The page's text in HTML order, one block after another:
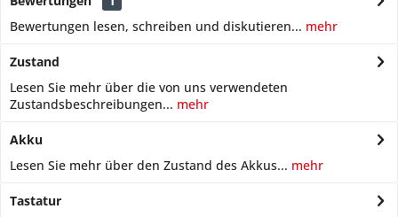
Bewertungen lesen, schreiben und diskutieren... mehr
Zustand
Lesen Sie mehr über die von uns verwendeten
Zustandsbeschreibungen... mehr
Akku
Lesen Sie mehr über den Zustand des Akkus... mehr
Tastatur